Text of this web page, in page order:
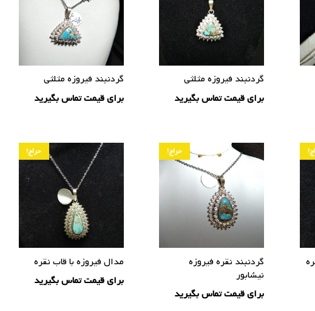
گردنبند فیروزه مثلثی
برای قیمت تماس بگیرید
گردنبند فیروزه مثلثی
برای قیمت تماس بگیرید
حراج!
گردنبند نقره فیروزه
نیشابور
برای قیمت تماس بگیرید
حراج!
مدال فیروزه با قاب نقره
برای قیمت تماس بگیرید